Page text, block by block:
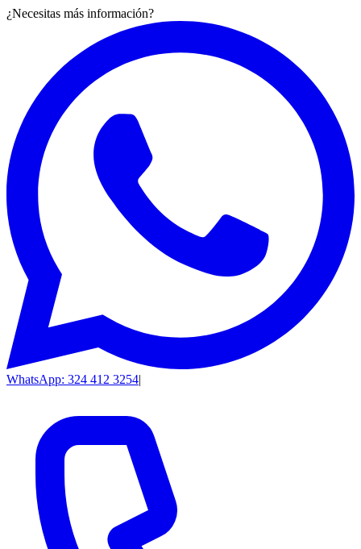
¿Necesitas más información?
WhatsApp: 324 412 3254|